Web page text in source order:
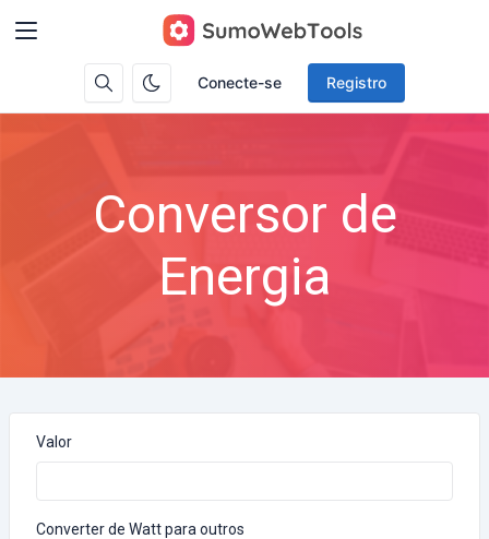
Conecte-se Registro
Conversor de
Energia
Valor
Converter de Watt para outros